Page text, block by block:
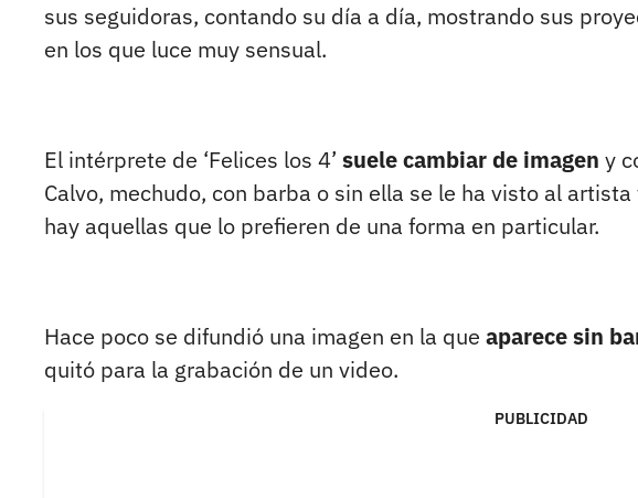
sus seguidoras, contando su día a día, mostrando sus
en los que luce muy sensual.
El intérprete de ‘Felices los 4’ suele cambiar de imagen y
Calvo, mechudo, con barba o sin ella se le ha visto al
hay aquellas que lo prefieren de una forma en particular.
Hace poco se difundió una imagen en la que aparece sin
quitó para la grabación de un video.
PUBLICIDAD